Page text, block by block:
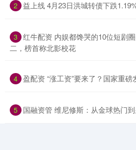
2 益上线 4月23日洪城转债下跌
3 红牛配资 内娱都馋哭的10位短剧
二，榜首称北影校花
4 盈配资 “涨工资”要来了？国家重磅
5 国融资管 维尼修斯：从金球热门